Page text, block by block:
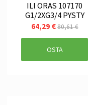
ILI ORAS 107170
G1/2XG3/4 PYSTY
64,29 €80,61 €
OSTA